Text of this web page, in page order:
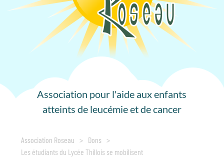
Association pour l'aide aux enfants
atteints de leucémie et de cancer
Association Roseau > Dons >
Les étudiants du Lycée Thillois se mobilisent